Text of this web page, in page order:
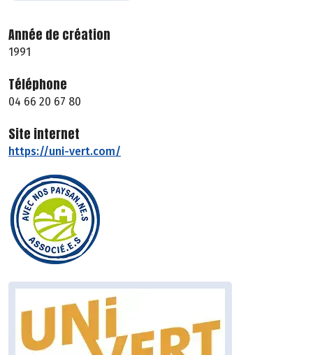
Année de création
1991
Téléphone
04 66 20 67 80
Site internet
https://uni-vert.com/